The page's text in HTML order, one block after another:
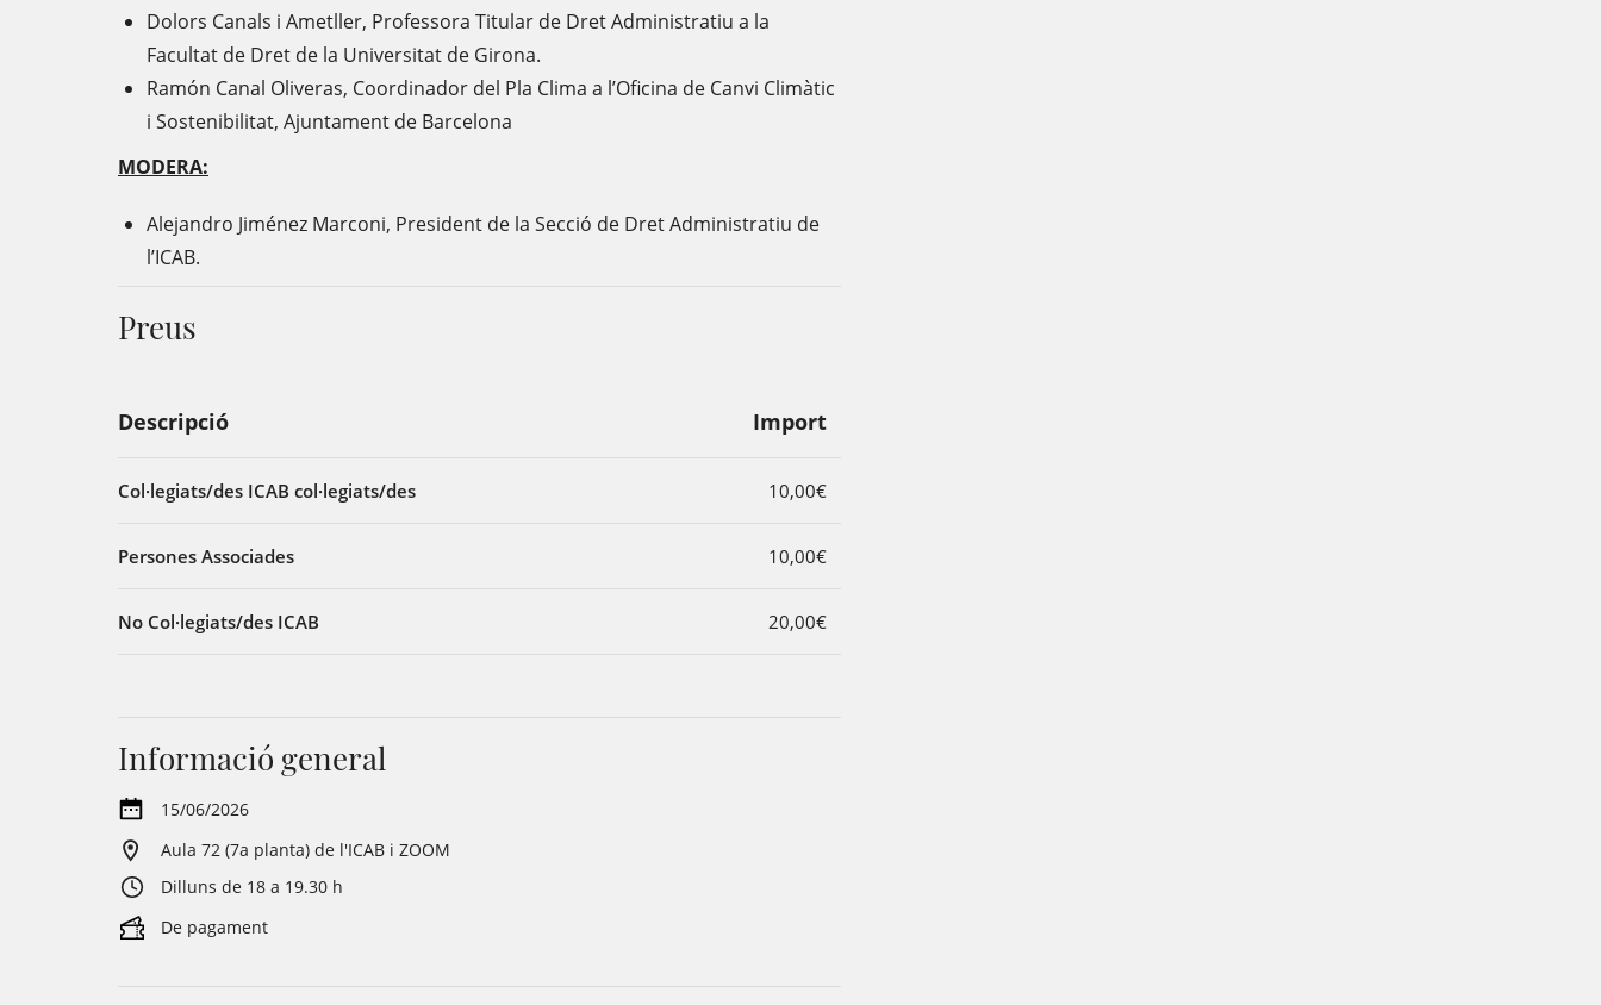
Dolors Canals i Ametller, Professora Titular de Dret Administratiu a la
Facultat de Dret de la Universitat de Girona.
Ramón Canal Oliveras, Coordinador del Pla Clima a l’Oficina de Canvi Climàtic
i Sostenibilitat, Ajuntament de Barcelona
MODERA:
Alejandro Jiménez Marconi, President de la Secció de Dret Administratiu de
l’ICAB.
Preus
Descripció Import
Col·legiats/des ICAB col·legiats/des 10,00€
Persones Associades 10,00€
No Col·legiats/des ICAB 20,00€
Informació general
15/06/2026
Aula 72 (7a planta) de l'ICAB i ZOOM
Dilluns de 18 a 19.30 h
De pagament